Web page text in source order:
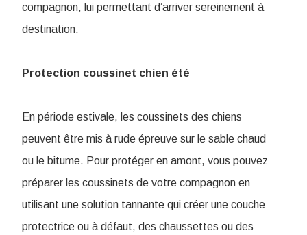
compagnon, lui permettant d’arriver sereinement à
destination.
Protection coussinet chien été
En période estivale, les coussinets des chiens
peuvent être mis à rude épreuve sur le sable chaud
ou le bitume. Pour protéger en amont, vous pouvez
préparer les coussinets de votre compagnon en
utilisant une solution tannante qui créer une couche
protectrice ou à défaut, des chaussettes ou des